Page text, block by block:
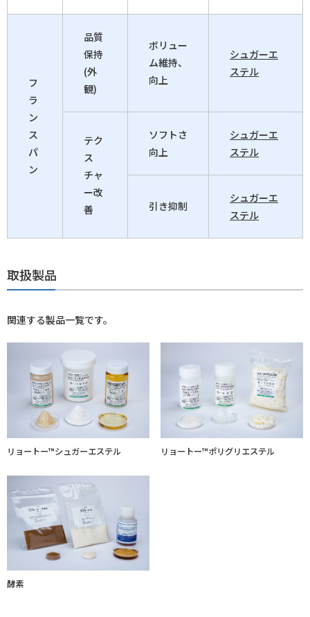
フ
ラ
ン
ス
パ
ン
品質
保持
(外
観)
ボリュー
ム維持、
向上
シュガーエ
ステル
テク
ス
チャ
ー改
善
ソフトさ
向上
シュガーエ
ステル
引き抑制
シュガーエ
ステル
取扱製品
関連する製品一覧です。
リョートー™シュガーエステル リョートー™ポリグリエステル
酵素